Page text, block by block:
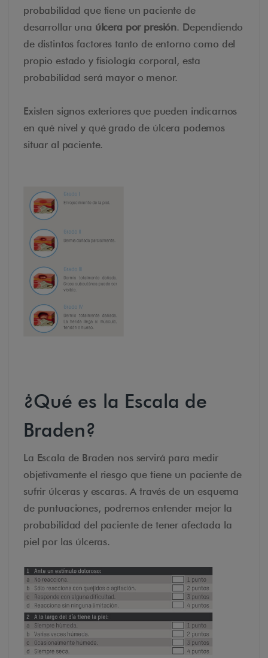
probabilidad que tiene un paciente de
desarrollar una úlcera por presión. Dependiendo
de distintos factores tanto de entorno como del
propio estado y fisiología corporal, esta
probabilidad será mayor o menor.
Existen signos exteriores que pueden indicarnos
en qué nivel y qué grado de úlcera podemos
situar al paciente.
¿Qué es la Escala de
Braden?
La Escala de Braden nos servirá para medir
objetivamente el riesgo que tiene un paciente de
sufrir úlceras y escaras. A través de un esquema
de puntuaciones, podremos entender mejor la
probabilidad del paciente de tener afectada la
piel por las úlceras.